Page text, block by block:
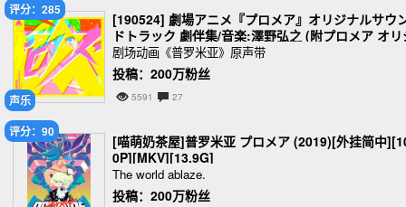
声乐
评分：285
[190524] 劇場アニメ『プロメア』オリジナルサウ
ドトラック 劇伴集/音楽:澤野弘之 (附プロメア オリ
ナルサウンドトラック リミックス&リアレンジ
K+MP3+M4A+FLAC+Hi-Res]
剧场动画《普罗米亚》原声带
投稿：200万粉丝
5591 27
评分：90
[喵萌奶茶屋]普罗米亚 プロメア (2019)[外挂简中
0P][MKV][13.9G]
The world ablaze.
投稿：200万粉丝